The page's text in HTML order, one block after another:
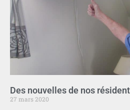
Des nouvelles de nos
27 mars 2020